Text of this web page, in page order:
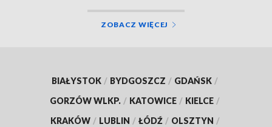
ZOBACZ WIĘCEJ
BIAŁYSTOK / BYDGOSZCZ / GDAŃSK /
GORZÓW WLKP. / KATOWICE / KIELCE /
KRAKÓW / LUBLIN / ŁÓDŹ / OLSZTYN /